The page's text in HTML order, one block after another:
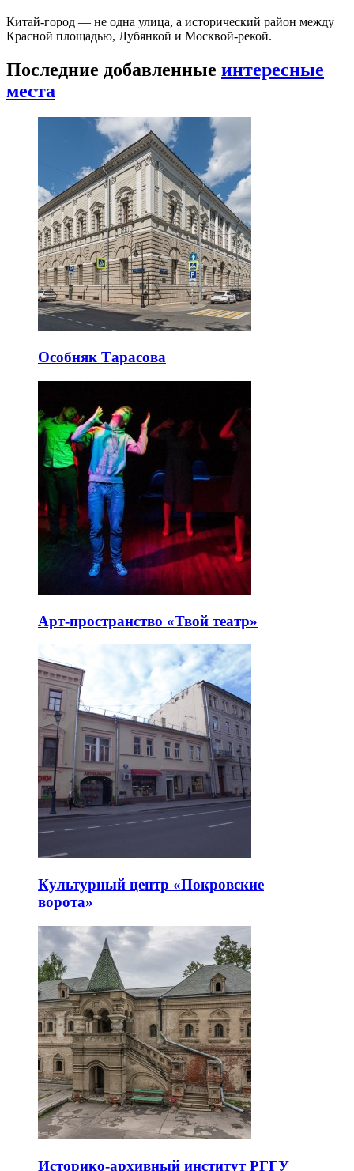
Китай-город — не одна улица, а исторический район между
Красной площадью, Лубянкой и Москвой-рекой.
Последние добавленные интересные
места
Особняк Тарасова
Арт-пространство «Твой театр»
Культурный центр «Покровские
ворота»
Историко-архивный институт РГГУ